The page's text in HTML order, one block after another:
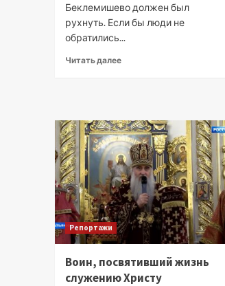
Беклемишево должен был
рухнуть. Если бы люди не
обратились...
Читать далее
Репортажи
Воин, посвятивший жизнь
служению Христу